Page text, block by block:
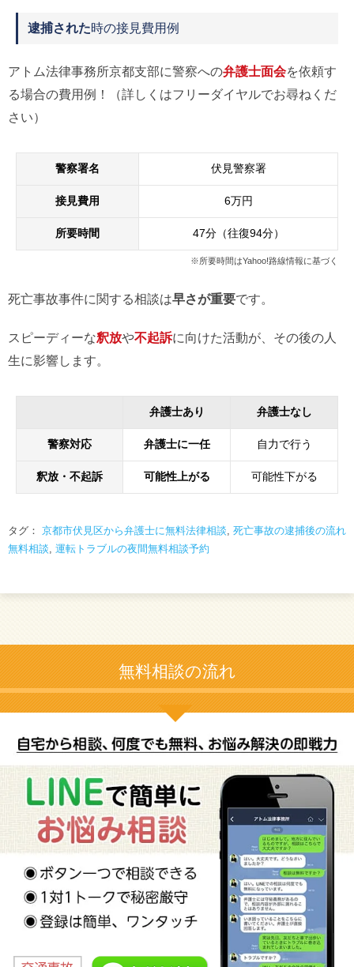
逮捕された時の接見費用例
アトム法律事務所京都支部に警察への弁護士面会を依頼す
る場合の費用例！（詳しくはフリーダイヤルでお尋ねくだ
さい）
警察署名 伏見警察署
接見費用 6万円
所要時間 47分（往復94分）
※所要時間はYahoo!路線情報に基づく
死亡事故事件に関する相談は早さが重要です。
スピーディーな釈放や不起訴に向けた活動が、その後の人
生に影響します。
弁護士あり 弁護士なし
警察対応 弁護士に一任 自力で行う
釈放・不起訴 可能性上がる 可能性下がる
タグ： 京都市伏見区から弁護士に無料法律相談, 死亡事故の逮捕後の流れ
無料相談, 運転トラブルの夜間無料相談予約
無料相談の流れ